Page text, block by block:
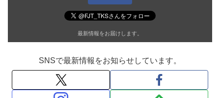
最新情報をお届けします。
SNSで最新情報をお知らせしています。